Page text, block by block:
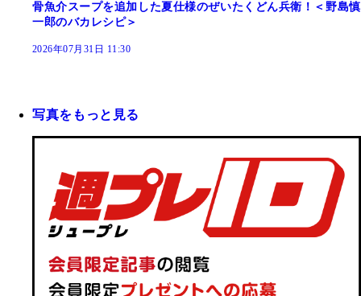
骨魚介スープを追加した夏仕様のぜいたくどん兵衛！＜野島慎
一郎のバカレシピ＞
2026年07月31日 11:30
写真をもっと見る